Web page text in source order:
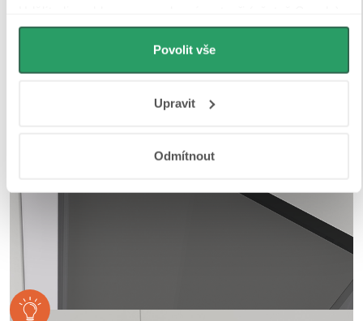
můžeme používat cookies pro analytiku a
personalizovanou reklamu. Jak Google zpracovává
osobní údaje najdete na stránkách
Povolit vše
Upravit
Odmítnout